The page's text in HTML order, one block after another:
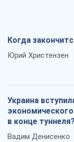
Когда
Юрий Христензен
Украина
в конце туннеля?
Вадим Денисенко